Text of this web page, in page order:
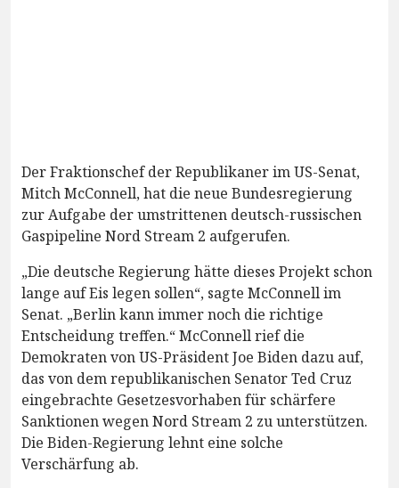
Der Fraktionschef der Republikaner im US-Senat,
Mitch McConnell, hat die neue Bundesregierung
zur Aufgabe der umstrittenen deutsch-russischen
Gaspipeline Nord Stream 2 aufgerufen.
„Die deutsche Regierung hätte dieses Projekt schon
lange auf Eis legen sollen“, sagte McConnell im
Senat. „Berlin kann immer noch die richtige
Entscheidung treffen.“ McConnell rief die
Demokraten von US-Präsident Joe Biden dazu auf,
das von dem republikanischen Senator Ted Cruz
eingebrachte Gesetzesvorhaben für schärfere
Sanktionen wegen Nord Stream 2 zu unterstützen.
Die Biden-Regierung lehnt eine solche
Verschärfung ab.